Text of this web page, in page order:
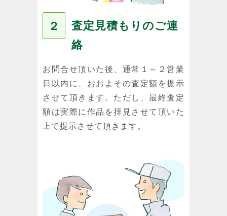
２
査定見積もりのご連
絡
お問合せ頂いた後、通常１～２営業
日以内に、おおよその査定額を提示
させて頂きます。ただし、最終査定
額は実際に作品を拝見させて頂いた
上で提示させて頂きます。